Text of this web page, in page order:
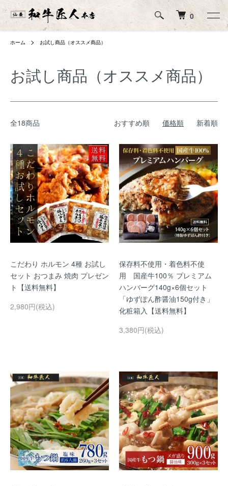
0
ホーム お試し商品（オススメ商品）
お試し商品（オススメ商品）
全18商品 おすすめ順 価格順 新着順
こだわり ホルモン 4種 お試し
セット おつまみ 焼肉 プレゼン
ト【送料無料】
2,980円(税込)
保存料不使用・着色料不使
用 国産牛100％ プレミアム
ハンバーグ140g×6個セット
「ゆずぽん酢醤油150g付き」
化粧箱入【送料無料】
3,380円(税込)